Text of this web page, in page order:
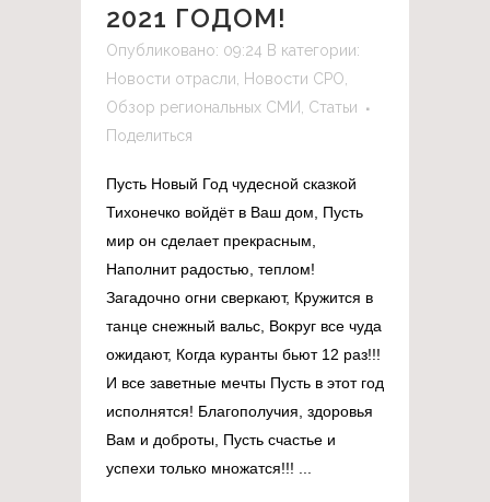
2021 ГОДОМ!
Опубликовано: 09:24 В категории:
Новости отрасли
Новости СРО
Обзор региональных СМИ
Статьи
Поделиться
Пусть Новый Год чудесной сказкой
Тихонечко войдёт в Ваш дом, Пусть
мир он сделает прекрасным,
Наполнит радостью, теплом!
Загадочно огни сверкают, Кружится в
танце снежный вальс, Вокруг все чуда
ожидают, Когда куранты бьют 12 раз!!!
И все заветные мечты Пусть в этот год
исполнятся! Благополучия, здоровья
Вам и доброты, Пусть счастье и
успехи только множатся!!! ...